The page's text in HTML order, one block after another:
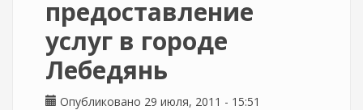
предоставление
услуг в городе
Лебедянь
Опубликовано 29 июля, 2011 - 15:51